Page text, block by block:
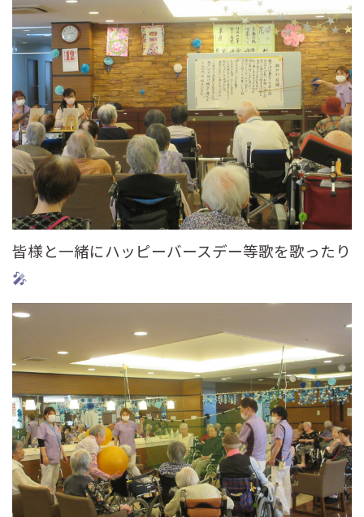
皆様と一緒にハッピーバースデー等歌を歌ったり
🎤